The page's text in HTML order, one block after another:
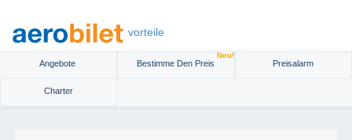
vorteile
Angebote Bestimme Den Preis
Neu!
Preisalarm
Charter